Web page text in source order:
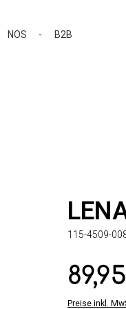
NOS B2B
115-4509-
Regulärer
Preise inkl.